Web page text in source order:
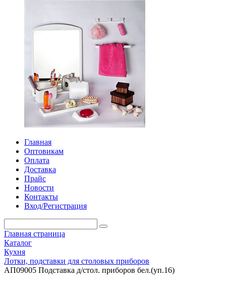
Главная
Оптовикам
Оплата
Доставка
Прайс
Новости
Контакты
Вход/Регистрация
Главная страница
Каталог
Кухня
Лотки, подставки для столовых приборов
АП09005 Подставка д/стол. приборов бел.(уп.16)